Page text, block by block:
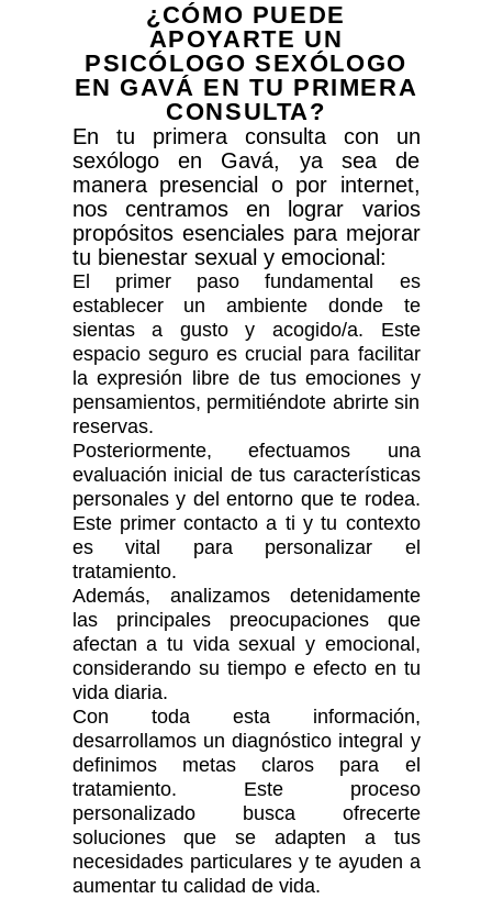
¿CÓMO PUEDE
APOYARTE UN
PSICÓLOGO SEXÓLOGO
EN GAVÁ EN TU PRIMERA
CONSULTA?
En tu primera consulta con un
sexólogo en Gavá, ya sea de
manera presencial o por internet,
nos centramos en lograr varios
propósitos esenciales para mejorar
tu bienestar sexual y emocional:
El primer paso fundamental es
establecer un ambiente donde te
sientas a gusto y acogido/a. Este
espacio seguro es crucial para facilitar
la expresión libre de tus emociones y
pensamientos, permitiéndote abrirte sin
reservas.
Posteriormente, efectuamos una
evaluación inicial de tus características
personales y del entorno que te rodea.
Este primer contacto a ti y tu contexto
es vital para personalizar el
tratamiento.
Además, analizamos detenidamente
las principales preocupaciones que
afectan a tu vida sexual y emocional,
considerando su tiempo e efecto en tu
vida diaria.
Con toda esta información,
desarrollamos un diagnóstico integral y
definimos metas claros para el
tratamiento. Este proceso
personalizado busca ofrecerte
soluciones que se adapten a tus
necesidades particulares y te ayuden a
aumentar tu calidad de vida.